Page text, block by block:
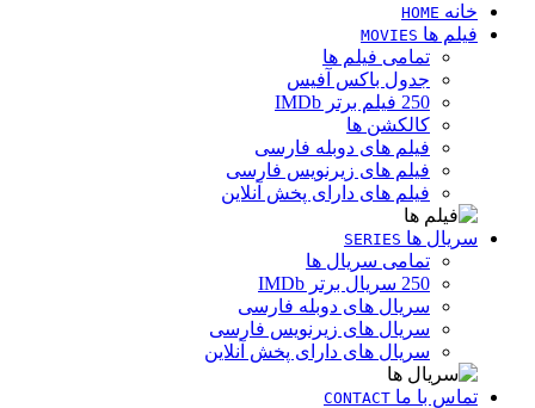
خانه HOME
فیلم ها MOVIES
تمامی فیلم ها
جدول باکس آفیس
250 فیلم برتر IMDb
کالکشن ها
فیلم های دوبله فارسی
فیلم های زیرنویس فارسی
فیلم های دارای پخش آنلاین
سریال ها SERIES
تمامی سریال ها
250 سریال برتر IMDb
سریال های دوبله فارسی
سریال های زیرنویس فارسی
سریال های دارای پخش آنلاین
تماس با ما CONTACT